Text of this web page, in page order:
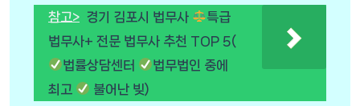
참고> 경기 김포시 법무사
특급
법무사+ 전문 법무사 추천 TOP 5(
법률상담센터
법무법인 중에
최고
불어난 빚)